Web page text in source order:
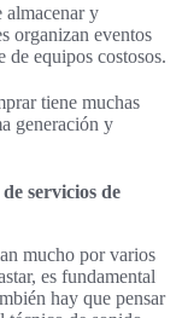
almacenar y
organizan eventos
de equipos costosos.
tiene muchas
generación y
servicios de
mucho por varios
es fundamental
hay que pensar